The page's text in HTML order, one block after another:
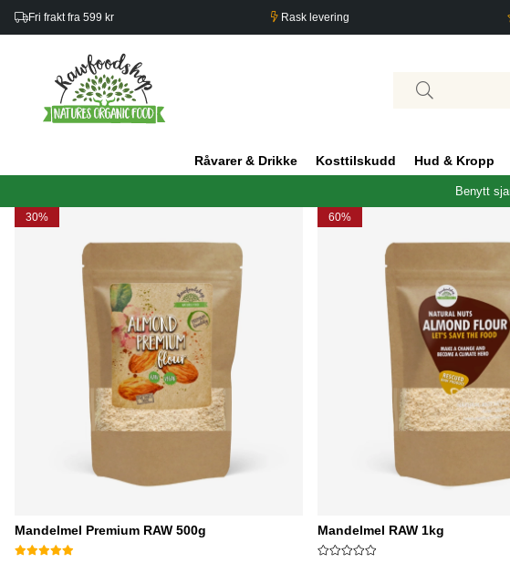
Fri frakt fra 599 kr Rask levering
Råvarer & Drikke Kosttilskudd Hud & Kropp
Benytt
30%
Mandelmel Premium RAW 500g
60%
Mandelmel RAW 1kg